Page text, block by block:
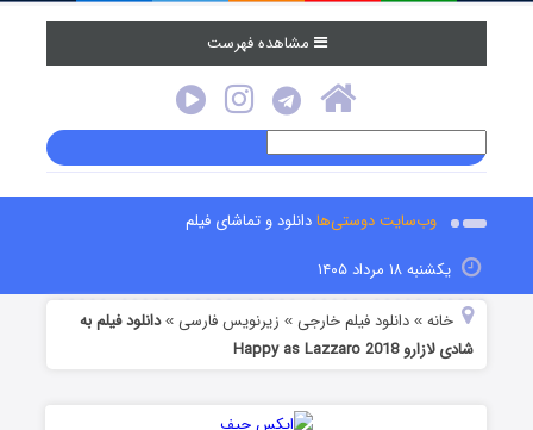
مشاهده فهرست
وب‌سایت دوستی‌هادانلود و تماشای فیلم
یکشنبه ۱۸ مرداد ۱۴۰۵
خانه »دانلود فیلم خارجی » زیرنویس فارسی »دانلود فیلم به
شادی لازارو Happy as Lazzaro 2018